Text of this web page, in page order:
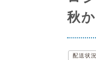
秋
配送状況